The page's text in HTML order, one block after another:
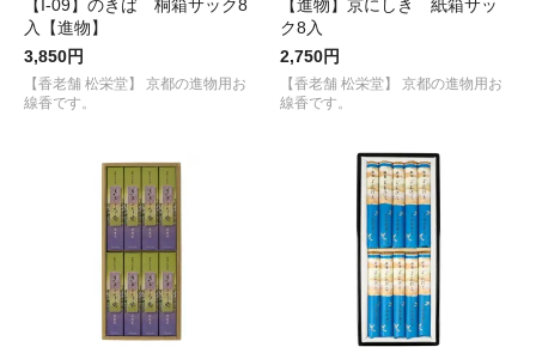
【I-09】のきば 桐箱サック8
入【進物】
3,850円
【香老舗 松栄堂】 京都の進物用お
線香です。
【進物】京にしき 紙箱サッ
ク8入
2,750円
【香老舗 松栄堂】 京都の進物用お
線香です。